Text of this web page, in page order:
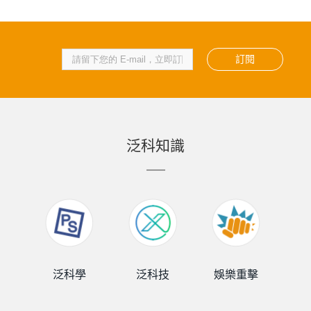
訂閱
泛科知識
泛科學 泛科技 娛樂重擊